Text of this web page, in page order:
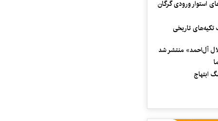
استوار ورودی گرگان
تکیه‌های تاریخی
آل‌احمد» منتشر شد
ابتهاج